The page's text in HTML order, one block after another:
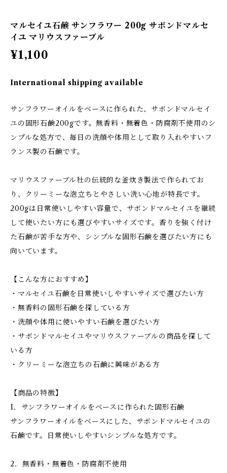
マルセイユ石鹸 サンフラワー 200g サボンドマルセ
イユ マリウスファーブル
¥1,100
International shipping available
サンフラワーオイルをベースに作られた、サボンドマルセイ
ユの固形石鹸200gです。無香料・無着色・防腐剤不使用のシ
ンプルな処方で、毎日の洗顔や体用として取り入れやすいフ
ランス製の石鹸です。
マリウスファーブル社の伝統的な釜炊き製法で作られてお
り、クリーミーな泡立ちとやさしい洗い心地が特長です。
200gは日常使いしやすい容量で、サボンドマルセイユを継続
して使いたい方にも選びやすいサイズです。香りを強く付け
た石鹸が苦手な方や、シンプルな固形石鹸を選びたい方にも
向いています。
【こんな方におすすめ】
・マルセイユ石鹸を日常使いしやすいサイズで選びたい方
・無香料の固形石鹸を探している方
・洗顔や体用に使いやすい石鹸を選びたい方
・サボンドマルセイユやマリウスファーブルの商品を探して
いる方
・クリーミーな泡立ちの石鹸に興味がある方
【商品の特徴】
1．サンフラワーオイルをベースに作られた固形石鹸
サンフラワーオイルをベースにした、サボンドマルセイユの
石鹸です。日常使いしやすいシンプルな処方です。
2．無香料・無着色・防腐剤不使用